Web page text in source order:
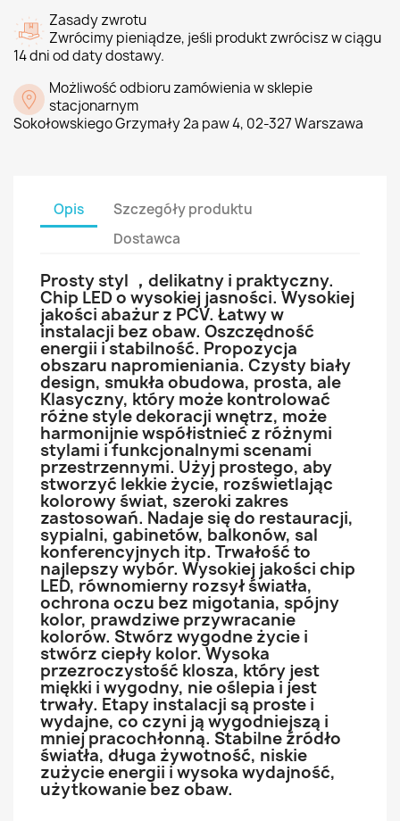
Zasady zwrotu
Zwrócimy pieniądze, jeśli produkt zwrócisz w ciągu
14 dni od daty dostawy.
Możliwość odbioru zamówienia w sklepie
stacjonarnym
Sokołowskiego Grzymały 2a paw 4, 02-327 Warszawa
Opis
Szczegóły produktu
Dostawca
Prosty styl ，delikatny i praktyczny.
Chip LED o wysokiej jasności. Wysokiej
jakości abażur z PCV. Łatwy w
instalacji bez obaw. Oszczędność
energii i stabilność. Propozycja
obszaru napromieniania. Czysty biały
design, smukła obudowa, prosta, ale
Klasyczny, który może kontrolować
różne style dekoracji wnętrz, może
harmonijnie współistnieć z różnymi
stylami i funkcjonalnymi scenami
przestrzennymi. Użyj prostego, aby
stworzyć lekkie życie, rozświetlając
kolorowy świat, szeroki zakres
zastosowań. Nadaje się do restauracji,
sypialni, gabinetów, balkonów, sal
konferencyjnych itp. Trwałość to
najlepszy wybór. Wysokiej jakości chip
LED, równomierny rozsył światła,
ochrona oczu bez migotania, spójny
kolor, prawdziwe przywracanie
kolorów. Stwórz wygodne życie i
stwórz ciepły kolor. Wysoka
przezroczystość klosza, który jest
miękki i wygodny, nie oślepia i jest
trwały. Etapy instalacji są proste i
wydajne, co czyni ją wygodniejszą i
mniej pracochłonną. Stabilne źródło
światła, długa żywotność, niskie
zużycie energii i wysoka wydajność,
użytkowanie bez obaw.